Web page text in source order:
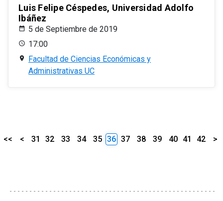
Luis Felipe Céspedes, Universidad Adolfo
Ibáñez
5 de Septiembre de 2019
17:00
Facultad de Ciencias Económicas y
Administrativas UC
<< < 31 32 33 34 35 36 37 38 39 40 41 42 >